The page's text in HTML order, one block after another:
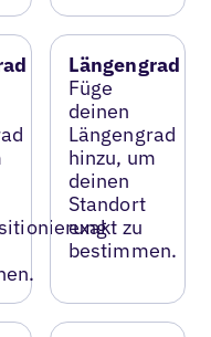
Längengrad
Füge
deinen
Längengrad
hinzu, um
deinen
Standort
exakt zu
bestimmen.